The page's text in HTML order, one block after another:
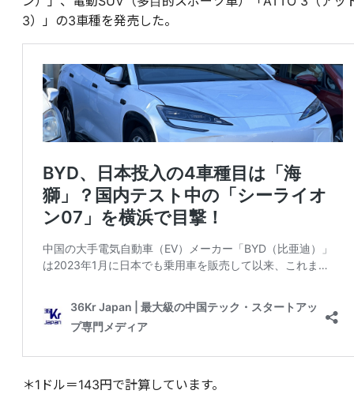
3）」の3車種を発売した。
＊1ドル＝143円で計算しています。